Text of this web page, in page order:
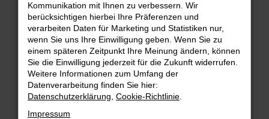
Fehler: Network Error
Beim Laden ist ein Fehler aufgetreten.
Hier sind ein paar Tipps, die dir helfen können:
Überprüfe deine Firewall und deine
Internetverbindung.
Laden andere Webseiten, zum Beispiel deine
Suchmaschine?
Kommunikation mit Ihnen zu verbessern. Wir
berücksichtigen hierbei Ihre Präferenzen und
verarbeiten Daten für Marketing und Statistiken nur,
wenn Sie uns Ihre Einwilligung geben. Wenn Sie zu
einem späteren Zeitpunkt Ihre Meinung ändern, können
Sie die Einwilligung jederzeit für die Zukunft widerrufen.
Weitere Informationen zum Umfang der
Datenverarbeitung finden Sie hier:
Datenschutzerklärung Cookie-Richtlinie
Impressum